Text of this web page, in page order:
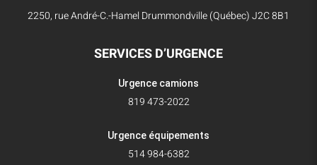
2250, rue André-C.-Hamel Drummondville (Québec) J2C 8B1
SERVICES D’URGENCE
Urgence camions
819 473-2022
Urgence équipements
514 984-6382